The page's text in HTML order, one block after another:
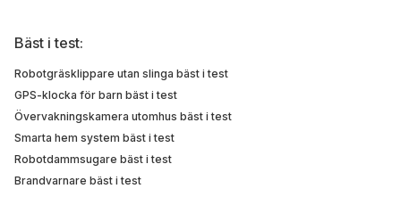
Bäst i test:
Robotgräsklippare utan slinga bäst i test
GPS-klocka för barn bäst i test
Övervakningskamera utomhus bäst i test
Smarta hem system bäst i test
Robotdammsugare bäst i test
Brandvarnare bäst i test